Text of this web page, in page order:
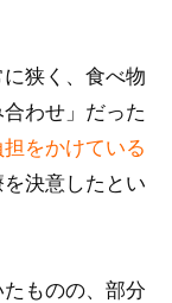
狭く、食べ物
わせ」だった
をかけている
決意したとい
ものの、部分